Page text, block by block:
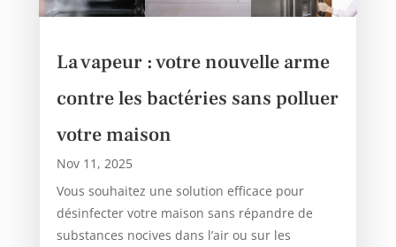
La vapeur : votre nouvelle arme
contre les bactéries sans polluer
votre maison
Nov 11, 2025
Vous souhaitez une solution efficace pour
désinfecter votre maison sans répandre de
substances nocives dans l’air ou sur les